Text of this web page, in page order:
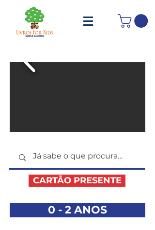
CARTÃO PRESENTE
0 - 2 ANOS